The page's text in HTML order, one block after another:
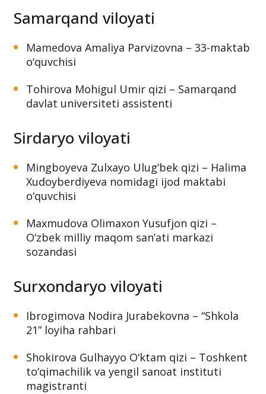
Samarqand viloyati
Mamedova Amaliya Parvizovna – 33-maktab
o‘quvchisi
Tohirova Mohigul Umir qizi – Samarqand
davlat universiteti assistenti
Sirdaryo viloyati
Mingboyeva Zulxayo Ulug‘bek qizi – Halima
Xudoyberdiyeva nomidagi ijod maktabi
o‘quvchisi
Maxmudova Olimaxon Yusufjon qizi –
O‘zbek milliy maqom san’ati markazi
sozandasi
Surxondaryo viloyati
Ibrogimova Nodira Jurabekovna – “Shkola
21” loyiha rahbari
Shokirova Gulhayyo O‘ktam qizi – Toshkent
to‘qimachilik va yengil sanoat instituti
magistranti